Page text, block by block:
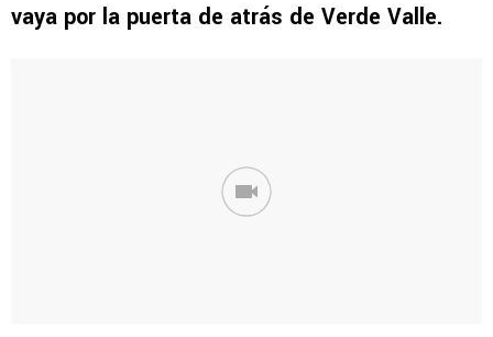
vaya por la puerta de atrás de Verde Valle.